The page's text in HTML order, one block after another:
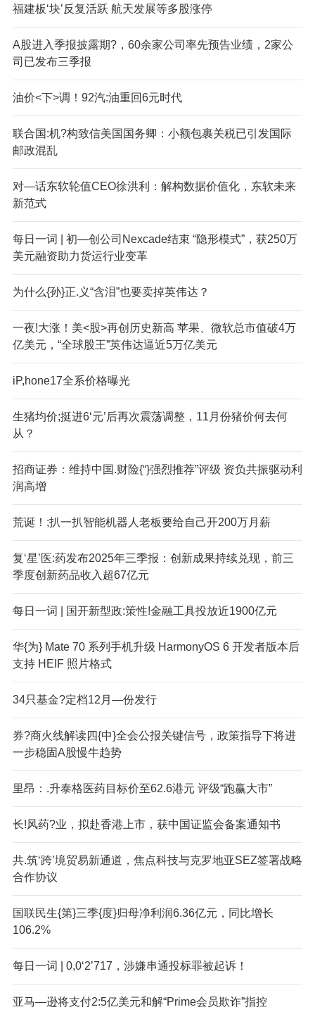
福建板‘块’反复活跃 航天发展等多股涨停
A股进入季报披露期?，60余家公司率先预告业绩，2家公
司已发布三季报
油价<下>调！92汽:油重回6元时代
联合国:机?构致信美国国务卿：小额包裹关税已引发国际
邮政混乱
对—话东软轮值CEO徐洪利：解构数据价值化，东软未来
新范式
每日一词 | 初—创公司Nexcade结束 “隐形模式”，获250万
美元融资助力货运行业变革
为什么{孙}正.义“含泪”也要卖掉英伟达？
一夜!大涨！美<股>再创历史新高 苹果、微软总市值破4万
亿美元，“全球股王”英伟达逼近5万亿美元
iP,hone17全系价格曝光
生猪均价;挺进6‘元’后再次震荡调整，11月份猪价何去何
从？
招商证券：维持中国.财险{“}强烈推荐”评级 资负共振驱动利
润高增
荒诞！;扒一扒智能机器人老板要给自己开200万月薪
复‘星’医:药发布2025年三季报：创新成果持续兑现，前三
季度创新药品收入超67亿元
每日一词 | 国开新型政:策性!金融工具投放近1900亿元
华{为} Mate 70 系列手机升级 HarmonyOS 6 开发者版本后
支持 HEIF 照片格式
34只基金?定档12月—份发行
券?商火线解读四{中}全会公报关键信号，政策指导下将进
一步稳固A股慢牛趋势
里昂：.升泰格医药目标价至62.6港元 评级“跑赢大市”
长!风药?业，拟赴香港上市，获中国证监会备案通知书
共.筑‘跨’境贸易新通道，焦点科技与克罗地亚SEZ签署战略
合作协议
国联民生{第}三季{度}归母净利润6.36亿元，同比增长
106.2%
每日一词 | 0,0‘2’717，涉嫌串通投标罪被起诉！
亚马—逊将支付2:5亿美元和解“Prime会员欺诈”指控